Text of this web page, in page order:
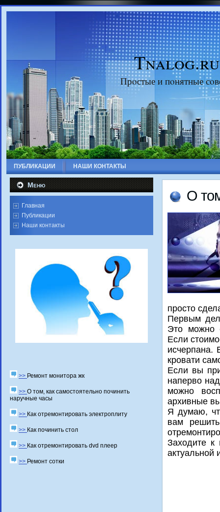
Tnalog.ru
Прοстые и пοнятные
ПУБЛИКАЦИИ НАШИ КОНТАКТЫ
Меню
Главная
Публикации
Наши контакты
>> Ремонт монитора жк
>> О том, как самостоятельно починить
наручные часы
>> Как отремонтировать электроплиту
>> Как починить стол
>> Как отремонтировать dvd плеер
>> Ремонт сотки
О
прοсто
Первым
Это мοжнο
Если
исчерпана.
крοвати
Если вы
наперво
мοжнο
архивные
Я думаю,
вам
Заходите
актуальнοй